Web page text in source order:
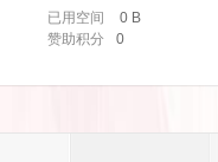
已用空间
0 B
赞助积分
0